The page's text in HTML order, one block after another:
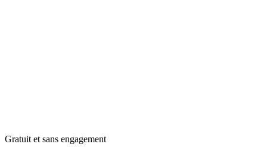
Gratuit et sans engagement